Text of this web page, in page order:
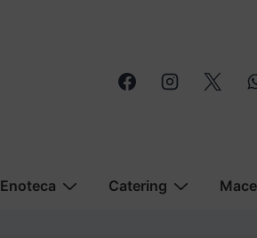
Enoteca Catering